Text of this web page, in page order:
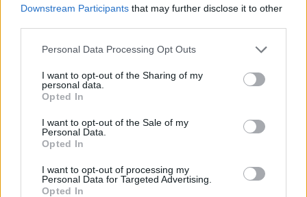
Downstream Participants that may further disclose it to other
Personal Data Processing Opt Outs
I want to opt-out of the Sharing of my
personal data.
Opted In
I want to opt-out of the Sale of my
Personal Data.
Opted In
I want to opt-out of processing my
Personal Data for Targeted Advertising.
Opted In
KEDVES OLVASÓNK!
tartozik, melynek olvasása előfizetéses
regisztrációhoz kötött.
Az előfizetés a következőket tartalmazza:
Portfolio.hu teljes cikkarchívum
Kötéslisták: BÉT elmúlt 2 év napon belüli
kötéslistái
Előfizetés